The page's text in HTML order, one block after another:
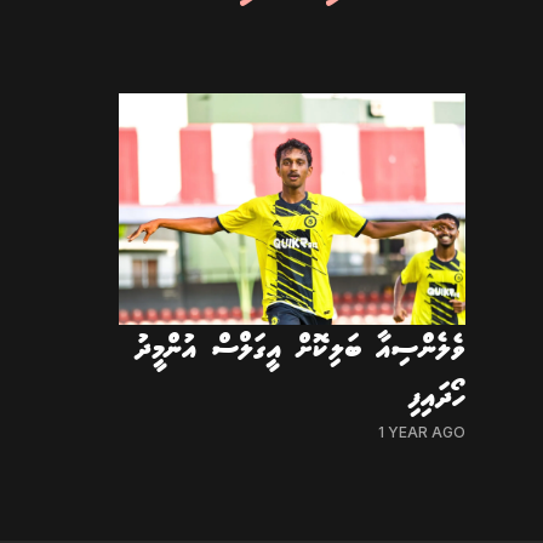
ވެލެންސިއާ ބަލިކޮށް އީގަލްސް އުންމީދު
ހޯދައިފި
1 YEAR AGO